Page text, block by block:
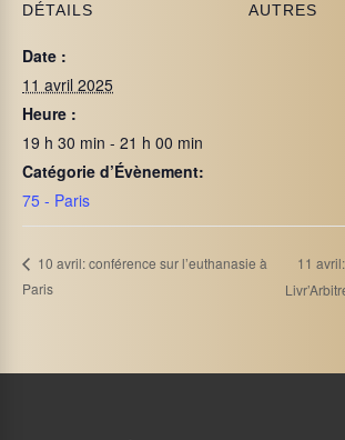
DÉTAILS
Date :
11 avril 2025
Heure :
19 h 30 min - 21 h 00 min
Catégorie d’Évènement:
75 - Paris
AUTRES
10 avril: conférence sur l’euthanasie à
Paris
11